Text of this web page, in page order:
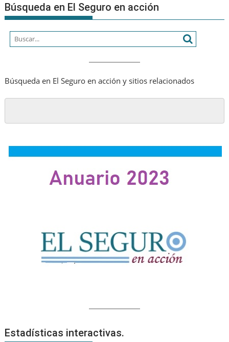
los
Búsqueda en El Seguro en acción
Búsqueda en El Seguro en acción y sitios relacionados
Estadísticas interactivas.